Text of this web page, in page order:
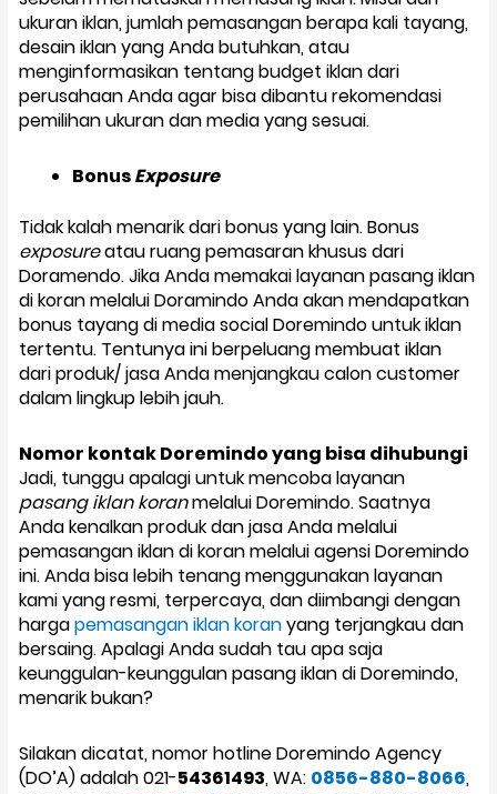
ukuran iklan, jumlah pemasangan berapa kali tayang,
desain iklan yang Anda butuhkan, atau
menginformasikan tentang budget iklan dari
perusahaan Anda agar bisa dibantu rekomendasi
pemilihan ukuran dan media yang sesuai.
BonusExposure
Tidak kalah menarik dari bonus yang lain. Bonus
exposureatau ruang pemasaran khusus dari
Doramendo. Jika Anda memakai layanan pasang iklan
di koran melalui Doramindo Anda akan mendapatkan
bonus tayang di media social Doremindo untuk iklan
tertentu. Tentunya ini berpeluang membuat iklan
dari produk/ jasa Anda menjangkau calon customer
dalam lingkup lebih jauh.
Nomor kontak Doremindo yang bisa dihubungi
Jadi, tunggu apalagi untuk mencoba layanan
pasang iklan koranmelalui Doremindo. Saatnya
Anda kenalkan produk dan jasa Anda melalui
pemasangan iklan di koran melalui agensi Doremindo
ini. Anda bisa lebih tenang menggunakan layanan
kami yang resmi, terpercaya, dan diimbangi dengan
hargapemasangan iklan koranyang terjangkau dan
bersaing. Apalagi Anda sudah tau apa saja
keunggulan-keunggulan pasang iklan di Doremindo,
menarik bukan?
Silakan dicatat, nomor hotline Doremindo Agency
(DO’A) adalah 021-54361493, WA: 0856-880-8066,